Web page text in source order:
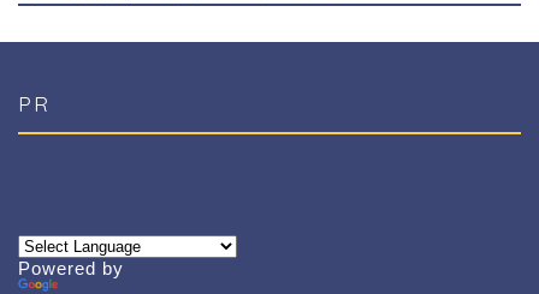
PR
Powered by